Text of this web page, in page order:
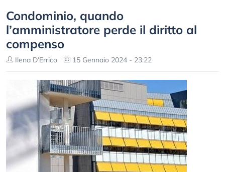
Condominio, quando
l’amministratore perde il diritto al
compenso
Ilena D’Errico 15 Gennaio 2024 - 23:22